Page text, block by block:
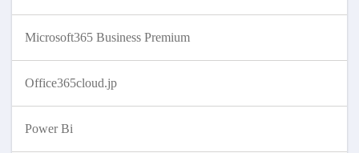
Microsoft365 Business Premium
Office365cloud.jp
Power Bi